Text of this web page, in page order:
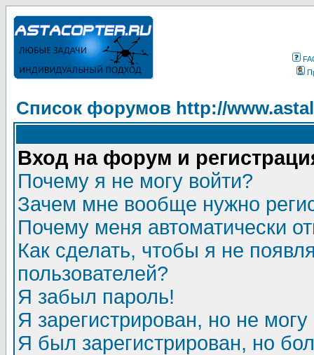
Список форумов http://
Вход на форум и
Почему я не могу войти?
Зачем мне вообще нужно
Почему меня автоматически
Как сделать, чтобы я не
пользователей?
Я забыл пароль!
Я зарегистрирован, но не могу
Я был зарегистрирован, но